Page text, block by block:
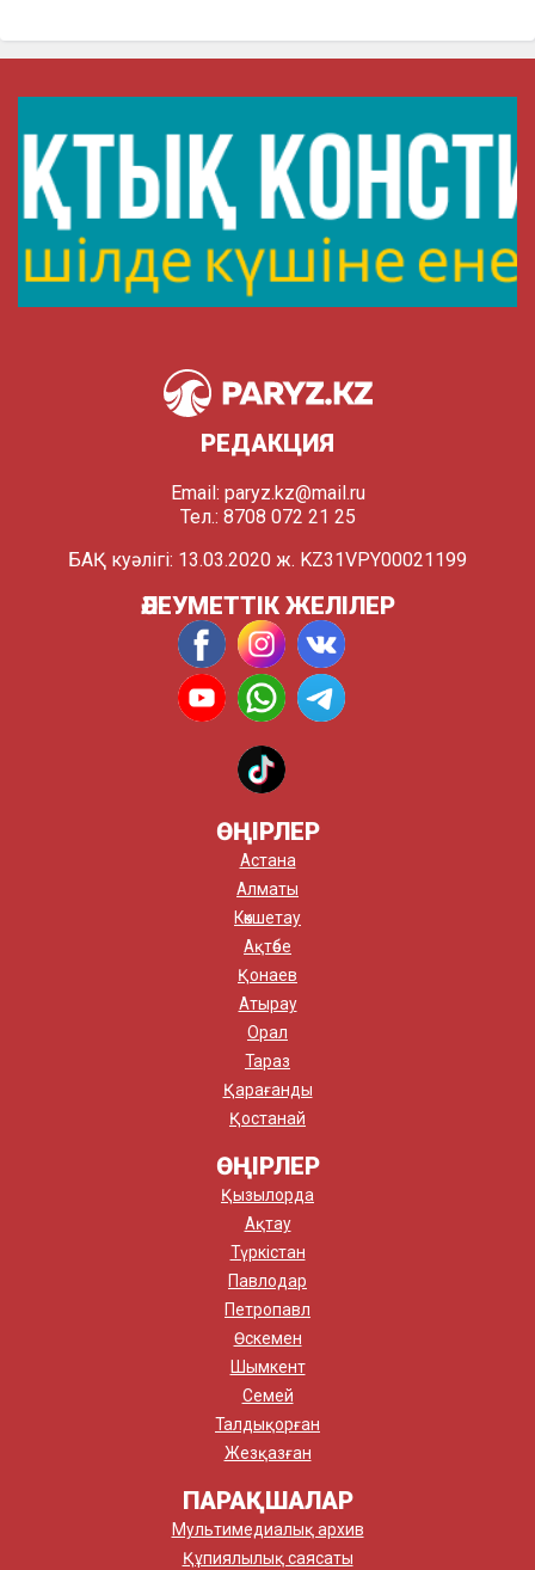
РЕДАКЦИЯ
Email: paryz.kz@mail.ru
Тел.: 8708 072 21 25
БАҚ куәлігі: 13.03.2020 ж. KZ31VPY00021199
ӘЛЕУМЕТТІК ЖЕЛІЛЕР
ӨҢІРЛЕР
Астана
Алматы
Көкшетау
Ақтөбе
Қонаев
Атырау
Орал
Тараз
Қарағанды
Қостанай
ӨҢІРЛЕР
Қызылорда
Ақтау
Түркістан
Павлодар
Петропавл
Өскемен
Шымкент
Семей
Талдықорған
Жезқазған
ПАРАҚШАЛАР
Мультимедиалық архив
Құпиялылық саясаты